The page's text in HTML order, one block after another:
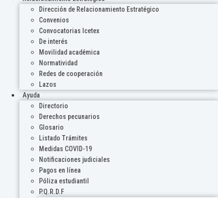
Dirección de Relacionamiento Estratégico
Convenios
Convocatorias Icetex
De interés
Movilidad académica
Normatividad
Redes de cooperación
Lazos
Ayuda
Directorio
Derechos pecunarios
Glosario
Listado Trámites
Medidas COVID-19
Notificaciones judiciales
Pagos en línea
Póliza estudiantil
P.Q.R.D.F